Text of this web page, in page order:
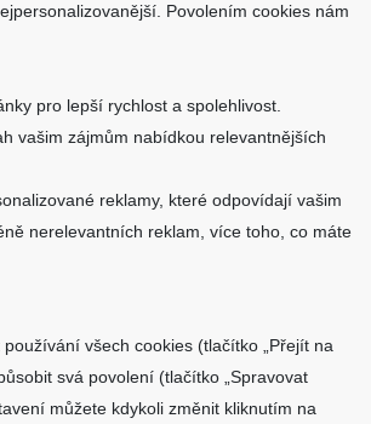
elektrozařízení
Povolením cookies nám
pro lepší rychlost a spolehlivost.
vašim zájmům nabídkou relevantnějších
reklamy, které odpovídají vašim
nerelevantních reklam, více toho, co máte
všech cookies (tlačítko „Přejít na
svá povolení (tlačítko „Spravovat
můžete kdykoli změnit kliknutím na